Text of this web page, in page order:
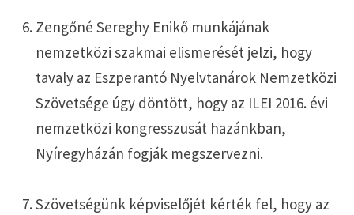
Zengőné Sereghy Enikő munkájának
nemzetközi szakmai elismerését jelzi, hogy
tavaly az Eszperantó Nyelvtanárok Nemzetközi
Szövetsége úgy döntött, hogy az ILEI 2016. évi
nemzetközi kongresszusát hazánkban,
Nyíregyházán fogják megszervezni.
Szövetségünk képviselőjét kérték fel, hogy az